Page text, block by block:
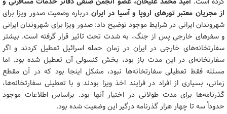
از مجریان معتبر تورهای اروپا و آسیا در ایران درباره وضعیت صدور ویزا برای
شهروندان ایرانی در شرایط موجود توضیح داد: صدور ویزا برای شهروندان ایرانی
و سفرهای خارجی پس از جنگ، به شدت تحت تاثیر قرار گرفته است. بیشتر
سفارتخانه‌های خارجی در ایران در زمان حمله اسرائیل تعطیل کردند و اگر
سفارتخانه‌ای در این مدت باز بود، بخش کنسولی آن تعطیل شده بود. اما
مسئله فقط تعطیلی سفارتخانه‌ها نبود، مشکل اینجا بود که در آن مقطع
زمانی، بسیاری از افراد در فرایند اخذ ویزا بودند و با تعطیلی سفارتخانه‌ها،
گذرنامه‌ها برای مدت طولانی در اختیار آنها بود. براساس اطلاعات موجود
حدوداً سه تا چهار هزار گذرنامه درگیر این وضعیت شده بود.